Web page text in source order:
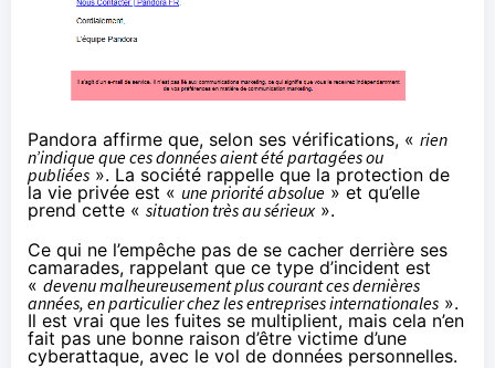
Pandora affirme que, selon ses vérifications, « rien
n’indique que ces données aient été partagées ou
publiées ». La société rappelle que la protection de
la vie privée est « une priorité absolue » et qu’elle
prend cette « situation très au sérieux».
Ce qui ne l’empêche pas de se cacher derrière ses
camarades, rappelant que ce type d’incident est
« devenu malheureusement plus courant ces dernières
années, en particulier chez les entreprises internationales ».
Il est vrai que les fuites se multiplient, mais cela n’en
fait pas une bonne raison d’être victime d’une
cyberattaque, avec le vol de données personnelles.